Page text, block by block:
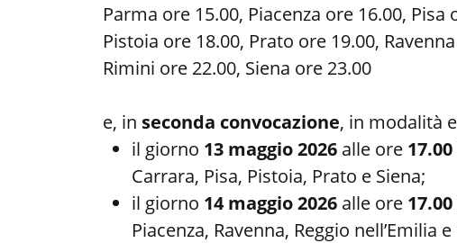
Parma ore 15.00, Piacenza ore 16.00, Pisa
Pistoia ore 18.00, Prato ore 19.00,
Rimini ore 22.00, Siena ore 23.00
e, in seconda convocazione, in modalità
il giorno 13 maggio 2026 alle ore 17.00
Carrara, Pisa, Pistoia, Prato e Siena;
il giorno 14 maggio 2026 alle ore 17.00
Piacenza, Ravenna, Reggio nell’Emilia